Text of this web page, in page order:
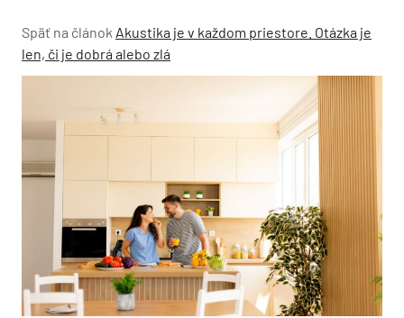
Späť na článok Akustika je v každom priestore. Otázka je
len, či je dobrá alebo zlá